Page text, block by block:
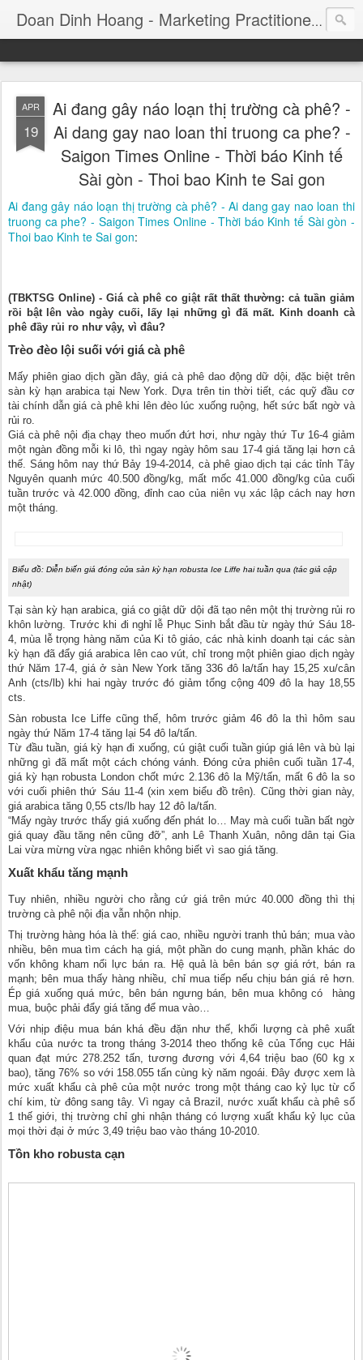
Doan Dinh Hoang - Marketing Practitioner
APR
19
Ai đang gây náo loạn thị trường cà phê? -
Ai dang gay nao loan thi truong ca phe? -
Saigon Times Online - Thời báo Kinh tế
Sài gòn - Thoi bao Kinh te Sai gon
Ai đang gây náo loạn thị trường cà phê? - Ai dang gay nao loan thi
truong ca phe? - Saigon Times Online - Thời báo Kinh tế Sài gòn -
Thoi bao Kinh te Sai gon:
(TBKTSG Online) - Giá cà phê co giật rất thất thường: cả tuần giảm
rồi bật lên vào ngày cuối, lấy lại những gì đã mất. Kinh doanh cà
phê đầy rủi ro như vậy, vì đâu?
Trèo đèo lội suối với giá cà phê
Mấy phiên giao dịch gần đây, giá cà phê dao động dữ dội, đặc biệt trên
sàn kỳ hạn arabica tại New York. Dựa trên tin thời tiết, các quỹ đầu cơ
tài chính dẫn giá cà phê khi lên đèo lúc xuống ruộng, hết sức bất ngờ và
rủi ro.
Giá cà phê nội địa chạy theo muốn đứt hơi, như ngày thứ Tư 16-4 giảm
một ngàn đồng mỗi ki lô, thì ngay ngày hôm sau 17-4 giá tăng lại hơn cả
thế. Sáng hôm nay thứ Bảy 19-4-2014, cà phê giao dịch tại các tỉnh Tây
Nguyên quanh mức 40.500 đồng/kg, mất mốc 41.000 đồng/kg của cuối
tuần trước và 42.000 đồng, đỉnh cao của niên vụ xác lập cách nay hơn
một tháng.
Biểu đồ: Diễn biến giá đóng cửa sàn kỳ hạn robusta Ice Liffe hai tuần qua (tác giả cập
nhật)
Tại sàn kỳ hạn arabica, giá co giật dữ dội đã tạo nên một thị trường rủi ro
khôn lường. Trước khi đi nghỉ lễ Phục Sinh bắt đầu từ ngày thứ Sáu 18-
4, mùa lễ trọng hàng năm của Ki tô giáo, các nhà kinh doanh tại các sàn
kỳ hạn đã đẩy giá arabica lên cao vút, chỉ trong một phiên giao dịch ngày
thứ Năm 17-4, giá ở sàn New York tăng 336 đô la/tấn hay 15,25 xu/cân
Anh (cts/lb) khi hai ngày trước đó giảm tổng cộng 409 đô la hay 18,55
cts.
Sàn robusta Ice Liffe cũng thế, hôm trước giảm 46 đô la thì hôm sau
ngày thứ Năm 17-4 tăng lại 54 đô la/tấn.
Từ đầu tuần, giá kỳ hạn đi xuống, cú giật cuối tuần giúp giá lên và bù lại
những gì đã mất một cách chóng vánh. Đóng cửa phiên cuối tuần 17-4,
giá kỳ hạn robusta London chốt mức 2.136 đô la Mỹ/tấn, mất 6 đô la so
với cuối phiên thứ Sáu 11-4 (xin xem biểu đồ trên). Cũng thời gian này,
giá arabica tăng 0,55 cts/lb hay 12 đô la/tấn.
“Mấy ngày trước thấy giá xuống đến phát lo… May mà cuối tuần bất ngờ
giá quay đầu tăng nên cũng đỡ”, anh Lê Thanh Xuân, nông dân tại Gia
Lai vừa mừng vừa ngạc nhiên không biết vì sao giá tăng.
Xuất khẩu tăng mạnh
Tuy nhiên, nhiều người cho rằng cứ giá trên mức 40.000 đồng thì thị
trường cà phê nội địa vẫn nhộn nhịp.
Thị trường hàng hóa là thế: giá cao, nhiều người tranh thủ bán; mua vào
nhiều, bên mua tìm cách hạ giá, một phần do cung mạnh, phần khác do
vốn không kham nổi lực bán ra. Hệ quả là bên bán sợ giá rớt, bán ra
mạnh; bên mua thấy hàng nhiều, chỉ mua tiếp nếu chịu bán giá rẻ hơn.
Ép giá xuống quá mức, bên bán ngưng bán, bên mua không có hàng
mua, buộc phải đẩy giá tăng để mua vào…
Với nhịp điệu mua bán khá đều đặn như thế, khối lượng cà phê xuất
khẩu của nước ta trong tháng 3-2014 theo thống kê của Tổng cục Hải
quan đạt mức 278.252 tấn, tương đương với 4,64 triệu bao (60 kg x
bao), tăng 76% so với 158.055 tấn cùng kỳ năm ngoái. Đây được xem là
mức xuất khẩu cà phê của một nước trong một tháng cao kỷ lục từ cổ
chí kim, từ đông sang tây. Vì ngay cả Brazil, nước xuất khẩu cà phê số
1 thế giới, thị trường chỉ ghi nhận tháng có lượng xuất khẩu kỷ lục của
mọi thời đại ở mức 3,49 triệu bao vào tháng 10-2010.
Tồn kho robusta cạn